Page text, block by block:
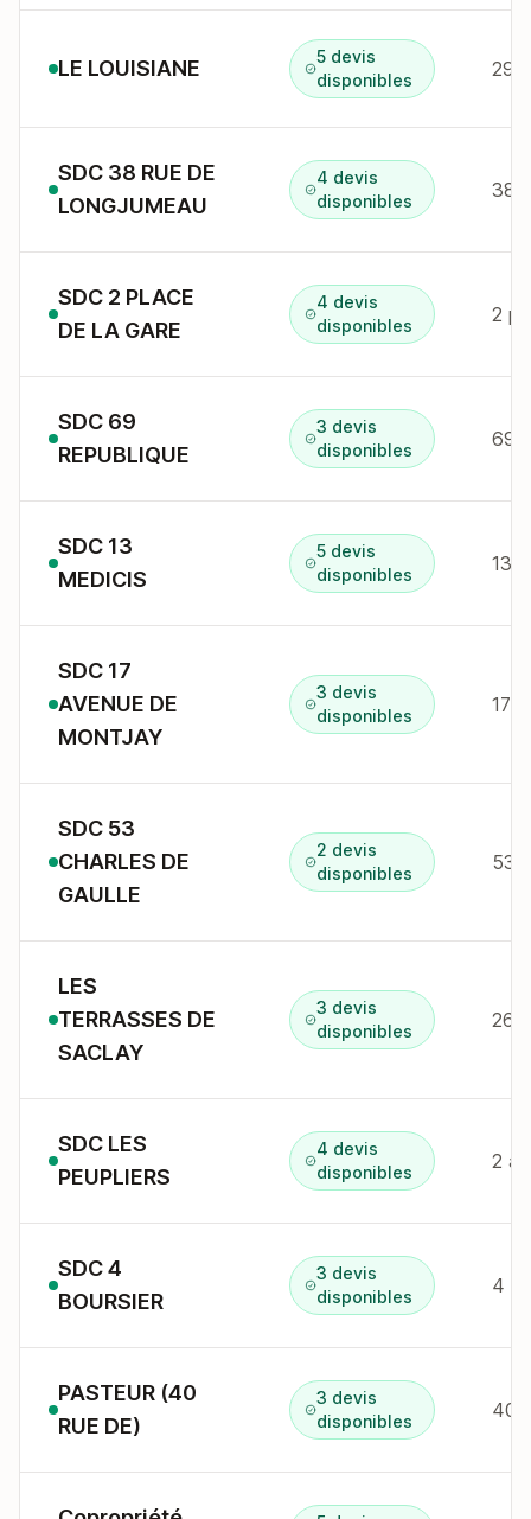
LE LOUISIANE
5 devis
disponibles
SDC 38 RUE DE
LONGJUMEAU
4 devis
disponibles
38 r
SDC 2 PLACE
DE LA GARE
4 devis
disponibles
2 pl
SDC 69
REPUBLIQUE
3 devis
disponibles
69
SDC 13
MEDICIS
5 devis
disponibles
13 r
SDC 17
AVENUE DE
MONTJAY
3 devis
disponibles
17
SDC 53
CHARLES DE
GAULLE
2 devis
disponibles
LES
TERRASSES DE
SACLAY
3 devis
disponibles
26 r
SDC LES
PEUPLIERS
4 devis
disponibles
2
SDC 4
BOURSIER
3 devis
disponibles
4 r
PASTEUR (40
RUE DE)
3 devis
disponibles
40 r